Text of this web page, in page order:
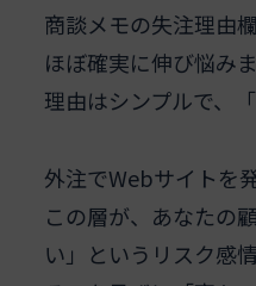
商談メモの失注理由
ほぼ確実に伸び悩みま
理由はシンプルで、
外注でWebサイトを
この層が、あなたの
い」というリスク感